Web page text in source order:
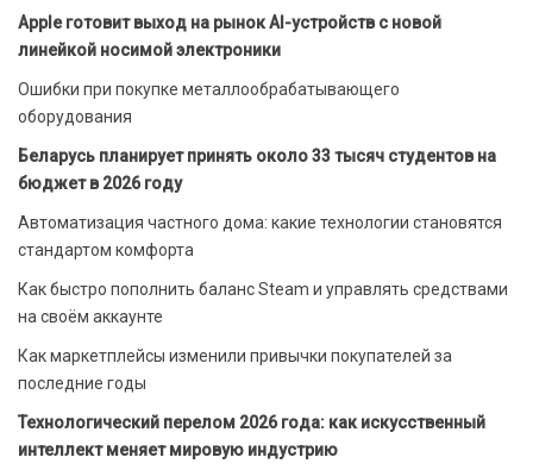
Apple готовит выход на рынок AI-устройств с новой
линейкой носимой электроники
Ошибки при покупке металлообрабатывающего
оборудования
Беларусь планирует принять около 33 тысяч студентов на
бюджет в 2026 году
Автоматизация частного дома: какие технологии становятся
стандартом комфорта
Как быстро пополнить баланс Steam и управлять средствами
на своём аккаунте
Как маркетплейсы изменили привычки покупателей за
последние годы
Технологический перелом 2026 года: как искусственный
интеллект меняет мировую индустрию